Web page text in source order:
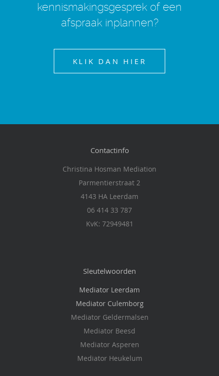
kennismakingsgesprek of een
afspraak inplannen?
KLIK DAN HIER
Contactinfo
Christina Hosman Mediation
Parmentierstraat 2
4143 HA Leerdam
06 414 33 787
KvK: 72949481
Sleutelwoorden
Mediator Leerdam
Mediator Culemborg
Mediator Geldermalsen
Mediator Beesd
Mediator Asperen
Mediator Heukelum